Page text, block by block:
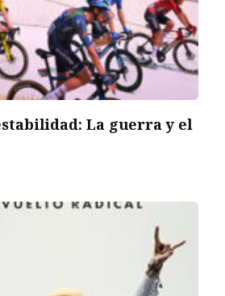
La guerra y el